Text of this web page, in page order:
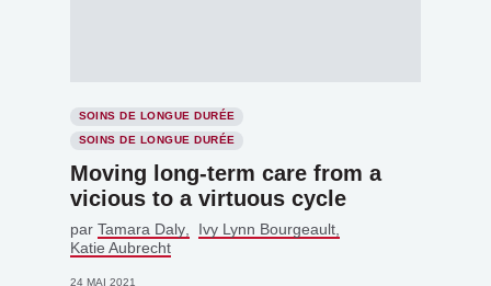
SOINS DE LONGUE DURÉE
SOINS DE LONGUE DURÉE
Moving long-term care from a
vicious to a virtuous cycle
par Tamara Daly
Ivy Lynn Bourgeault
Katie Aubrecht
24 MAI 2021